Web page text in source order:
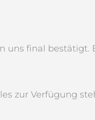
uns final bestätigt.
zur Verfügung